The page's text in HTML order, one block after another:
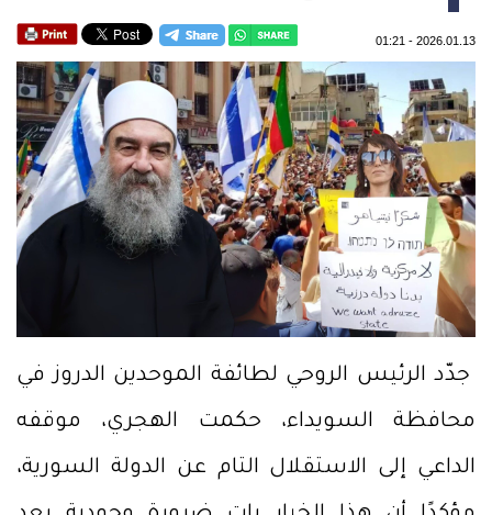
2026.01.13
-
01:21
جدّد الرئيس الروحي لطائفة الموحدين الدروز في
محافظة السويداء، حكمت الهجري، موقفه
الداعي إلى الاستقلال التام عن الدولة السورية،